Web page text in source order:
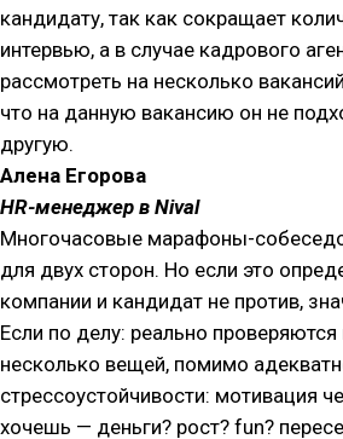
кандидату, так как сокращает
интервью, а в случае кадрового
рассмотреть на несколько
что на данную вакансию он не
другую.
Алена Егорова
HR-менеджер в Nival
Многочасовые марафоны-
для двух сторон. Но если это
компании и кандидат не против,
Если по делу: реально
несколько вещей, помимо
стрессоустойчивости: мотивация
хочешь — деньги? рост? fun?